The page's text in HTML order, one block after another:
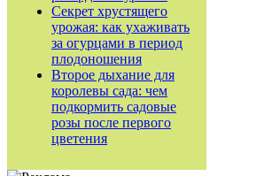
Секрет хрустящего
урожая: как ухаживать
за огурцами в период
плодоношения
Второе дыхание для
королевы сада: чем
подкормить садовые
розы после первого
цветения